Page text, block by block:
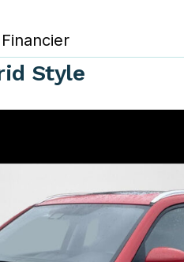
Style